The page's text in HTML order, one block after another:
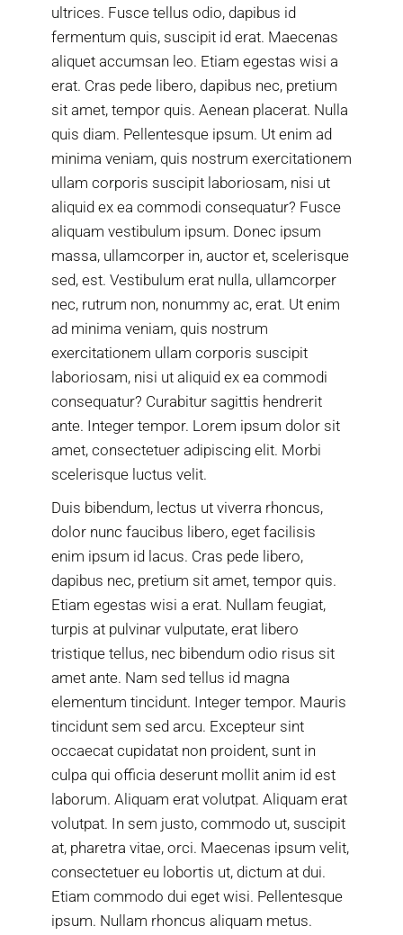
ultrices. Fusce tellus odio, dapibus id
fermentum quis, suscipit id erat. Maecenas
aliquet accumsan leo. Etiam egestas wisi a
erat. Cras pede libero, dapibus nec, pretium
sit amet, tempor quis. Aenean placerat. Nulla
quis diam. Pellentesque ipsum. Ut enim ad
minima veniam, quis nostrum exercitationem
ullam corporis suscipit laboriosam, nisi ut
aliquid ex ea commodi consequatur? Fusce
aliquam vestibulum ipsum. Donec ipsum
massa, ullamcorper in, auctor et, scelerisque
sed, est. Vestibulum erat nulla, ullamcorper
nec, rutrum non, nonummy ac, erat. Ut enim
ad minima veniam, quis nostrum
exercitationem ullam corporis suscipit
laboriosam, nisi ut aliquid ex ea commodi
consequatur? Curabitur sagittis hendrerit
ante. Integer tempor. Lorem ipsum dolor sit
amet, consectetuer adipiscing elit. Morbi
scelerisque luctus velit.
Duis bibendum, lectus ut viverra rhoncus,
dolor nunc faucibus libero, eget facilisis
enim ipsum id lacus. Cras pede libero,
dapibus nec, pretium sit amet, tempor quis.
Etiam egestas wisi a erat. Nullam feugiat,
turpis at pulvinar vulputate, erat libero
tristique tellus, nec bibendum odio risus sit
amet ante. Nam sed tellus id magna
elementum tincidunt. Integer tempor. Mauris
tincidunt sem sed arcu. Excepteur sint
occaecat cupidatat non proident, sunt in
culpa qui officia deserunt mollit anim id est
laborum. Aliquam erat volutpat. Aliquam erat
volutpat. In sem justo, commodo ut, suscipit
at, pharetra vitae, orci. Maecenas ipsum velit,
consectetuer eu lobortis ut, dictum at dui.
Etiam commodo dui eget wisi. Pellentesque
ipsum. Nullam rhoncus aliquam metus.